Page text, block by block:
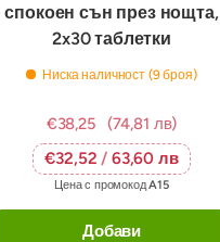
спокоен сън през нощта,
2x30 таблетки
Ниска наличност (9 броя)
€38,25
(74,81 лв)
€32,52 / 63,60 лв
Цена с промокодA15
Добави